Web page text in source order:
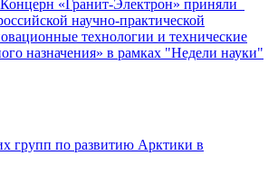
«Гранит-Электрон» приняли
научно-практической
технологии и технические
назначения» в рамках "Недели науки"